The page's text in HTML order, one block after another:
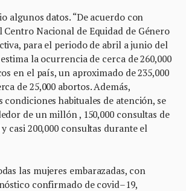
algunos datos. “De acuerdo con
Centro Nacional de Equidad de Género
para el periodo de abril a junio del
la ocurrencia de cerca de 260,000
en el país, un aproximado de 235,000
de 25,000 abortos. Además,
condiciones habituales de atención, se
de un millón , 150,000 consultas de
casi 200,000 consultas durante el
las mujeres embarazadas, con
confirmado de covid–19,